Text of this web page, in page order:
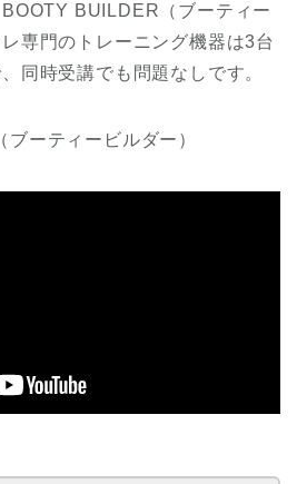
BUILDER（ブーティー
専門のトレーニング機器は3台
同時受講でも問題なしです。
ーティービルダー）